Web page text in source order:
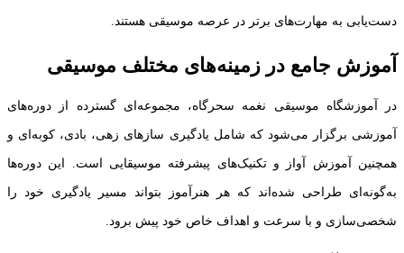
دست‌یابی به مهارت‌های برتر در عرصه موسیقی هستند.
آموزش جامع در زمینه‌های مختلف موسیقی
در آموزشگاه موسیقی نغمه سحرگاه، مجموعه‌ای گسترده از دوره‌های
آموزشی برگزار می‌شود که شامل یادگیری سازهای زهی، بادی، کوبه‌ای و
همچنین آموزش آواز و تکنیک‌های پیشرفته موسیقایی است. این دوره‌ها
به‌گونه‌ای طراحی شده‌اند که هر هنرآموز بتواند مسیر یادگیری خود را
شخصی‌سازی و با سرعت و اهداف خاص خود پیش برود.